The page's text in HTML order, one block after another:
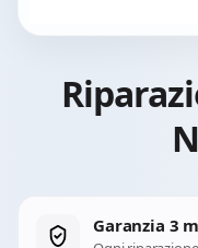
Garanzia 3